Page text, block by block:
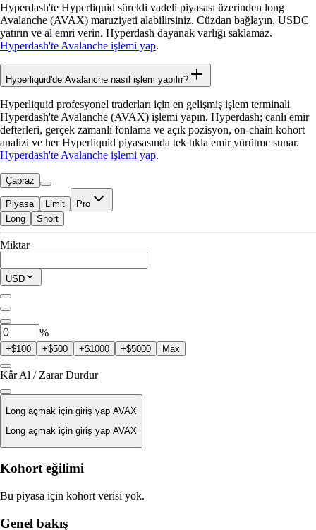
Hyperdash'te Hyperliquid sürekli vadeli piyasası üzerinden long
Avalanche (AVAX) maruziyeti alabilirsiniz. Cüzdan bağlayın, USDC
yatırın ve al emri verin. Hyperdash dayanak varlığı saklamaz.
Hyperdash'te Avalanche işlemi yap.
Hyperliquid'de Avalanche nasıl işlem yapılır?
Hyperliquid profesyonel traderları için en gelişmiş işlem terminali
Hyperdash'te Avalanche (AVAX) işlemi yapın. Hyperdash; canlı emir
defterleri, gerçek zamanlı fonlama ve açık pozisyon, on-chain kohort
analizi ve her Hyperliquid piyasasında tek tıkla emir yürütme sunar.
Hyperdash'te Avalanche işlemi yap.
Çapraz
Piyasa Limit Pro
İşleme Uygun
$0.00
Mevcut Pozisyon
0AVAX
Long Short
Miktar
USD
%
+$100 +$500 +$1000 +$5000 Max
Kâr Al / Zarar Durdur
Long açmak için giriş yap AVAX
Long açmak için giriş yap AVAX
Likidasyon Fiyatı
Yok
Kohort eğilimi
Bu piyasa için kohort verisi yok.
Genel bakış